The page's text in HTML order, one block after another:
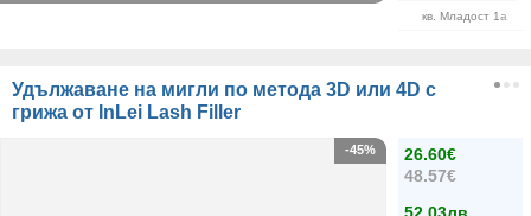
кв. Младост 1а
Удължаване на мигли по метода 3D или 4D с
грижа от InLei Lash Filler
26.60€
48.57€
-45%